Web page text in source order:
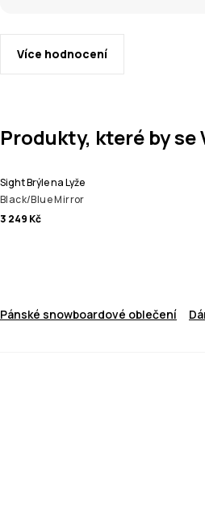
Více hodnocení
Produkty, které by
Sight Brýle na Lyže
Black/Blue Mirror
3 249 Kč
Pánské snowboardové oblečení